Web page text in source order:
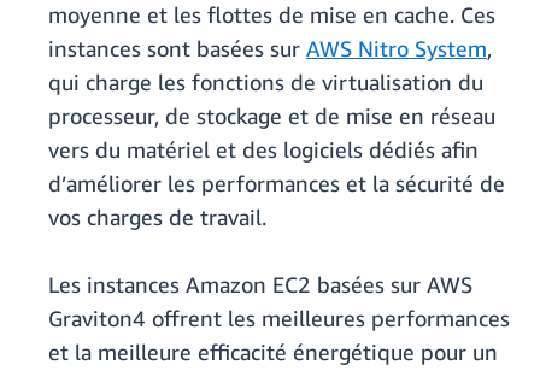
moyenne et les flottes de mise en cache. Ces
instances sont basées sur AWS Nitro System,
qui charge les fonctions de virtualisation du
processeur, de stockage et de mise en réseau
vers du matériel et des logiciels dédiés afin
d’améliorer les performances et la sécurité de
vos charges de travail.
Les instances Amazon EC2 basées sur AWS
Graviton4 offrent les meilleures performances
et la meilleure efficacité énergétique pour un